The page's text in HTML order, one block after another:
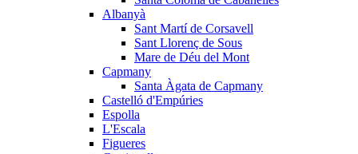
Albanyà
Sant Martí de Corsavell
Sant Llorenç de Sous
Mare de Déu del Mont
Capmany
Santa Àgata de Capmany
Castelló d'Empúries
Espolla
L'Escala
Figueres